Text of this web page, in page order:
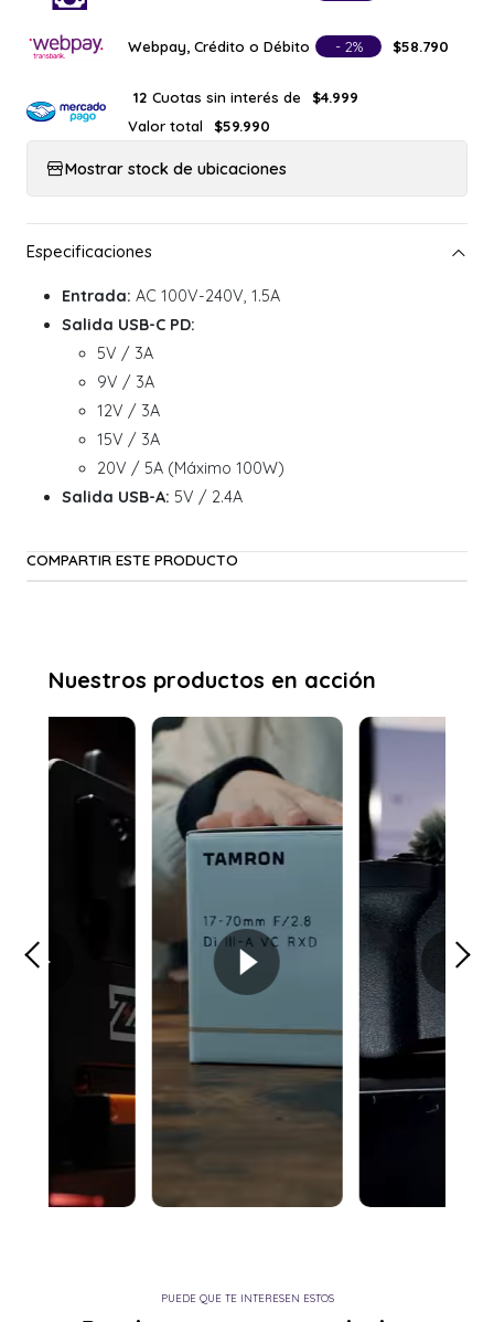
Webpay, Crédito o Débito - 2% $58.790
12 Cuotas sin interés de
$4.999
Valor total
$59.990
Mostrar stock de ubicaciones
Entrada: AC 100V-240V, 1.5A
Salida USB-C PD:
5V / 3A
9V / 3A
12V / 3A
15V / 3A
20V / 5A (Máximo 100W)
Salida USB-A: 5V / 2.4A
COMPARTIR ESTE PRODUCTO
PUEDE QUE TE INTERESEN ESTOS